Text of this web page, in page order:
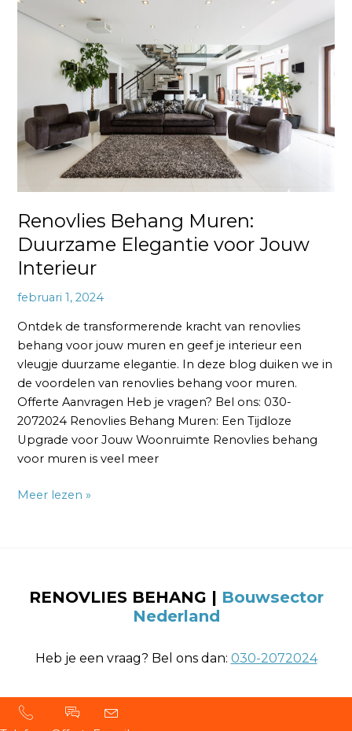
Renovlies Behang Muren:
Duurzame Elegantie voor Jouw
Interieur
februari 1, 2024
Ontdek de transformerende kracht van renovlies
behang voor jouw muren en geef je interieur een
vleugje duurzame elegantie. In deze blog duiken we in
de voordelen van renovlies behang voor muren.
Offerte Aanvragen Heb je vragen? Bel ons: 030-
2072024 Renovlies Behang Muren: Een Tijdloze
Upgrade voor Jouw Woonruimte Renovlies behang
voor muren is veel meer
Behang
Muren:
Duurzame
Elegantie
Jouw
Interieur
Meer lezen »
RENOVLIES BEHANG | Bouwsector
Nederland
Heb je een vraag? Bel ons dan: 030-2072024